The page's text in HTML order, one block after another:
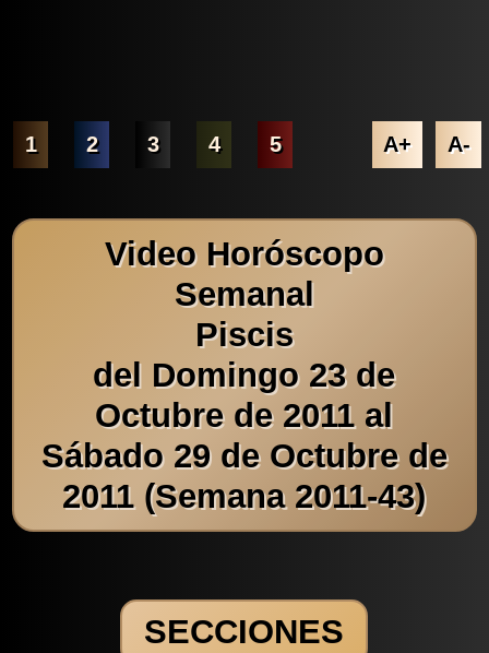
1 2 3 4 5 A+ A-
Video Horóscopo
Semanal
Piscis
del Domingo 23 de
Octubre de 2011 al
Sábado 29 de Octubre de
2011 (Semana 2011-43)
SECCIONES